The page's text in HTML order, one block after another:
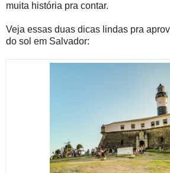
muita história pra contar.
Veja essas duas dicas lindas pra
do sol em Salvador: